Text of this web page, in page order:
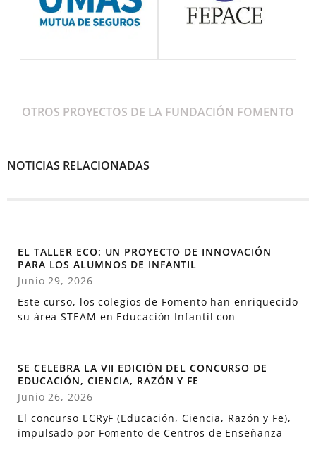
OTROS PROYECTOS DE LA FUNDACIÓN FOMENTO
NOTICIAS RELACIONADAS
EL TALLER ECO: UN PROYECTO DE INNOVACIÓN
PARA LOS ALUMNOS DE INFANTIL
Junio 29, 2026
Este curso, los colegios de Fomento han enriquecido
su área STEAM en Educación Infantil con
SE CELEBRA LA VII EDICIÓN DEL CONCURSO DE
EDUCACIÓN, CIENCIA, RAZÓN Y FE
Junio 26, 2026
El concurso ECRyF (Educación, Ciencia, Razón y Fe),
impulsado por Fomento de Centros de Enseñanza